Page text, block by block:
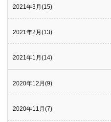
2021年3月(15)
2021年2月(13)
2021年1月(14)
2020年12月(9)
2020年11月(7)